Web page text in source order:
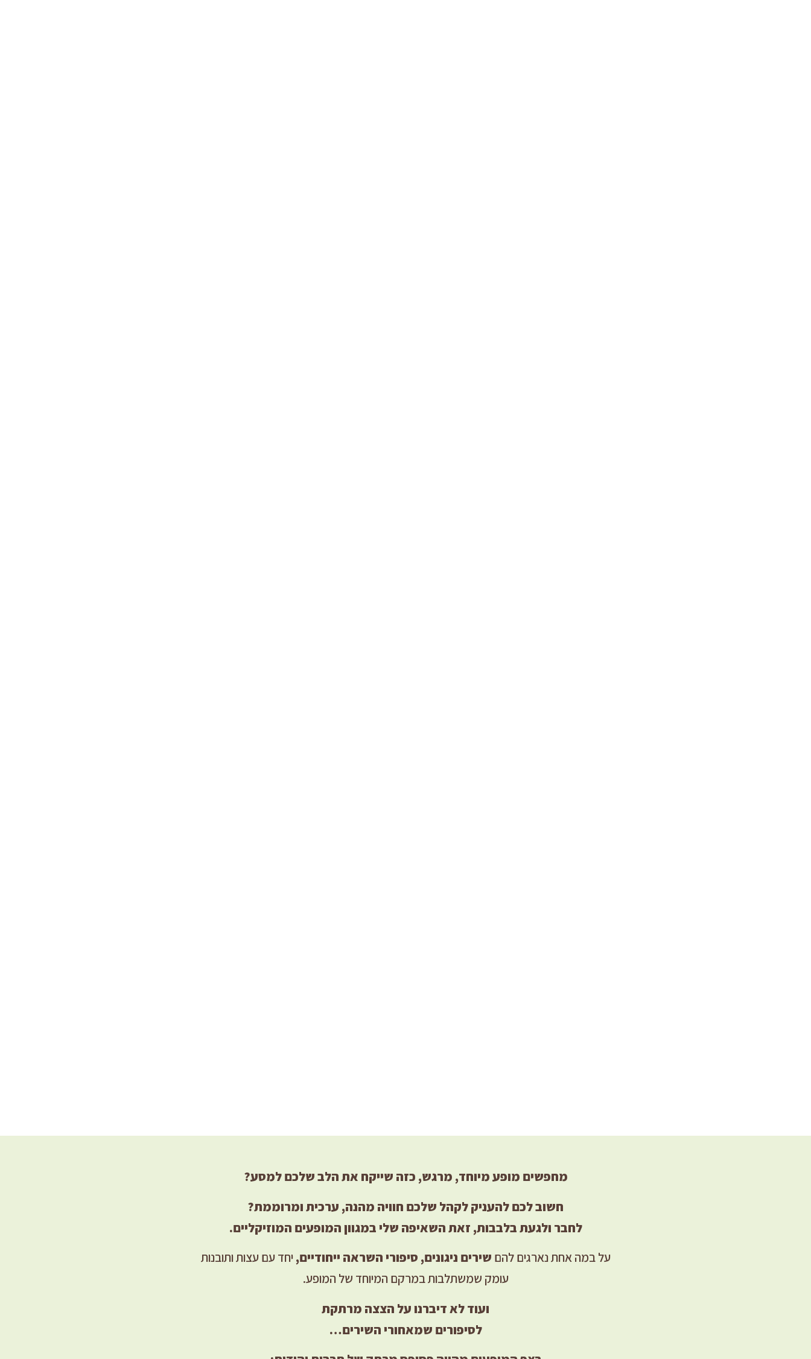
מחפשים מופע מיוחד, מרגש, כזה שייקח את הלב שלכם למסע?
חשוב לכם להעניק לקהל שלכם חוויה מהנה, ערכית ומרוממת?
לחבר ולגעת בלבבות, זאת השאיפה שלי במגוון המופעים המוזיקליים.
על במה אחת נארגים להם שירים ניגונים, סיפורי השראה ייחודיים,יחד עם עצות ותובנות
עומק שמשתלבות במרקם המיוחד של המופע.
ועוד לא דיברנו על הצצה מרתקת
לסיפורים שמאחורי השירים…